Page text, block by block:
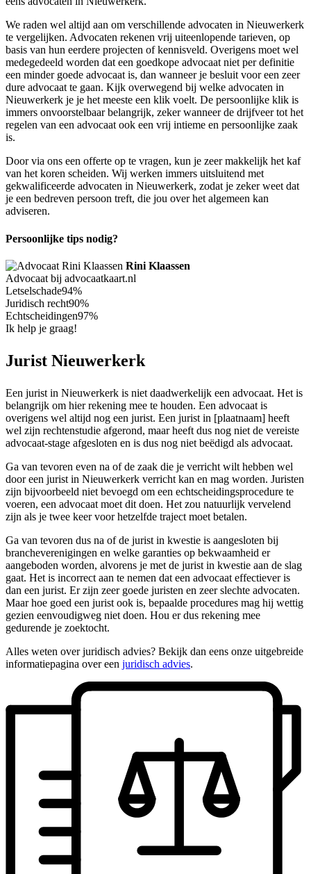
We raden wel altijd aan om verschillende advocaten in Nieuwerkerk
te vergelijken. Advocaten rekenen vrij uiteenlopende tarieven, op
basis van hun eerdere projecten of kennisveld. Overigens moet wel
medegedeeld worden dat een goedkope advocaat niet per definitie
een minder goede advocaat is, dan wanneer je besluit voor een zeer
dure advocaat te gaan. Kijk overwegend bij welke advocaten in
Nieuwerkerk je je het meeste een klik voelt. De persoonlijke klik is
immers onvoorstelbaar belangrijk, zeker wanneer de drijfveer tot het
regelen van een advocaat ook een vrij intieme en persoonlijke zaak
is.
Door via ons een offerte op te vragen, kun je zeer makkelijk het kaf
van het koren scheiden. Wij werken immers uitsluitend met
gekwalificeerde advocaten in Nieuwerkerk, zodat je zeker weet dat
je een bedreven persoon treft, die jou over het algemeen kan
adviseren.
Persoonlijke tips nodig?
Rini Klaassen
Advocaat bij advocaatkaart.nl
Letselschade94%
Juridisch recht90%
Echtscheidingen97%
Ik help je graag!
Jurist Nieuwerkerk
Een jurist in Nieuwerkerk is niet daadwerkelijk een advocaat. Het is
belangrijk om hier rekening mee te houden. Een advocaat is
overigens wel altijd nog een jurist. Een jurist in [plaatnaam] heeft
wel zijn rechtenstudie afgerond, maar heeft dus nog niet de vereiste
advocaat-stage afgesloten en is dus nog niet beëdigd als advocaat.
Ga van tevoren even na of de zaak die je verricht wilt hebben wel
door een jurist in Nieuwerkerk verricht kan en mag worden. Juristen
zijn bijvoorbeeld niet bevoegd om een echtscheidingsprocedure te
voeren, een advocaat moet dit doen. Het zou natuurlijk vervelend
zijn als je twee keer voor hetzelfde traject moet betalen.
Ga van tevoren dus na of de jurist in kwestie is aangesloten bij
brancheverenigingen en welke garanties op bekwaamheid er
aangeboden worden, alvorens je met de jurist in kwestie aan de slag
gaat. Het is incorrect aan te nemen dat een advocaat effectiever is
dan een jurist. Er zijn zeer goede juristen en zeer slechte advocaten.
Maar hoe goed een jurist ook is, bepaalde procedures mag hij wettig
gezien eenvoudigweg niet doen. Hou er dus rekening mee
gedurende je zoektocht.
Alles weten over juridisch advies? Bekijk dan eens onze uitgebreide
informatiepagina over een juridisch advies.